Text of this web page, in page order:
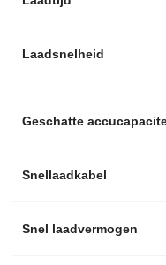
Laadsnelheid
Geschatte
Snellaadkabel
Snel laadvermogen